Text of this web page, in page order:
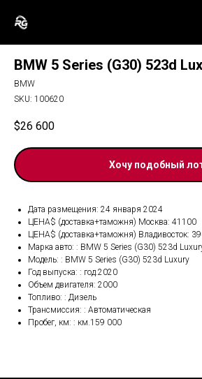
BMW 5 Series (G30) 523d
BMW
SKU: 100620
$26 600
Хочу подобный
Дата размещения: 24 января 2024
ЦЕНА$ (доставка+таможня) Москва: 41100
ЦЕНА$ (доставка+таможня) Владивосток:
Марка авто: : BMW 5 Series (G30) 523d
Модель: : BMW 5 Series (G30) 523d Luxury
Год выпуска: : год.2020
Объем двигателя: 2000
Топливо: : Дизель
Трансмиссия: : Автоматическая
Пробег, км: : км.159 000